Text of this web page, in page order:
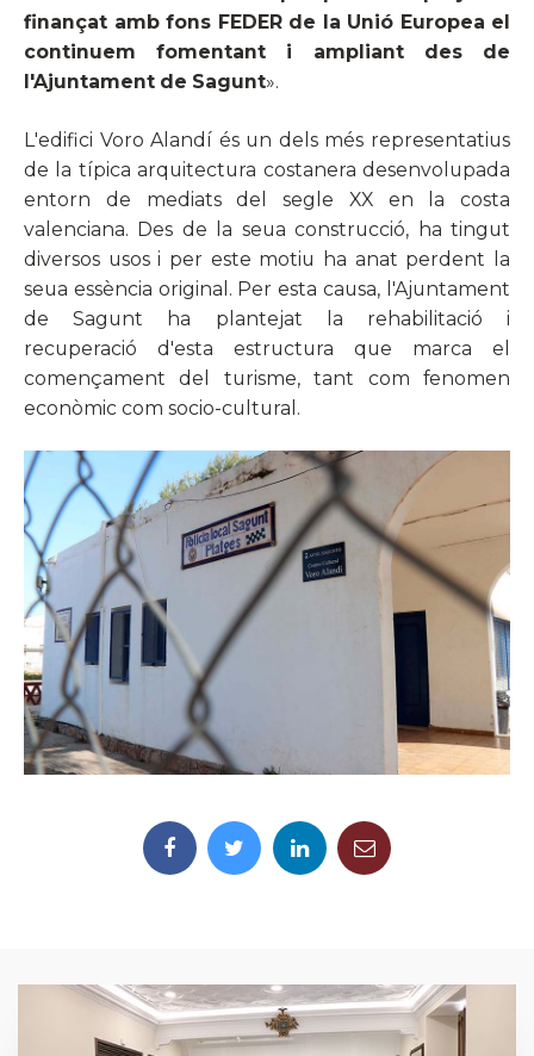
finançat amb fons FEDER de la Unió Europea el
continuem fomentant i ampliant des de
l'Ajuntament de Sagunt».
L'edifici Voro Alandí és un dels més representatius
de la típica arquitectura costanera desenvolupada
entorn de mediats del segle XX en la costa
valenciana. Des de la seua construcció, ha tingut
diversos usos i per este motiu ha anat perdent la
seua essència original. Per esta causa, l'Ajuntament
de Sagunt ha plantejat la rehabilitació i
recuperació d'esta estructura que marca el
començament del turisme, tant com fenomen
econòmic com socio-cultural.